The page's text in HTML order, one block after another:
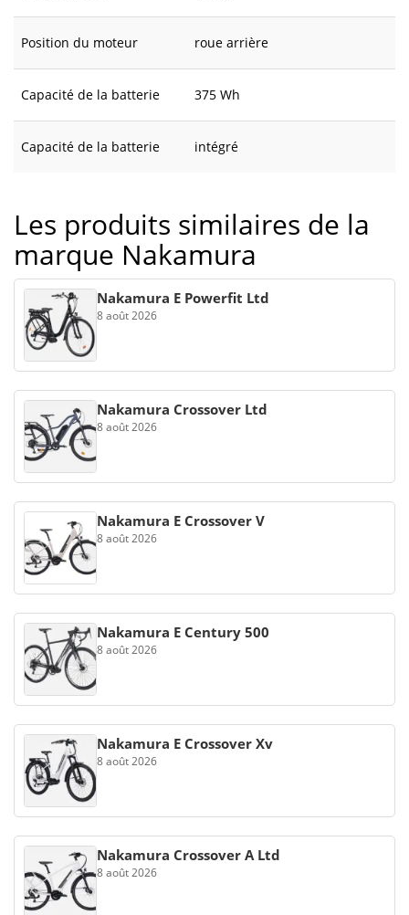
Position du moteur roue arrière
Capacité de la batterie 375 Wh
Capacité de la batterie intégré
Les produits similaires de la
marque Nakamura
Nakamura E Powerfit Ltd
8 août 2026
Nakamura Crossover Ltd
8 août 2026
Nakamura E Crossover V
8 août 2026
Nakamura E Century 500
8 août 2026
Nakamura E Crossover Xv
8 août 2026
Nakamura Crossover A Ltd
8 août 2026